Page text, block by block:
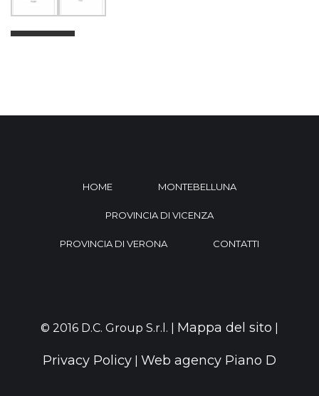
HOME MONTEBELLUNA
PROVINCIA DI VICENZA
PROVINCIA DI VERONA CONTATTI
© 2016 D.C. Group S.r.l. | Mappa del sito
Privacy Policy Web agency Piano D